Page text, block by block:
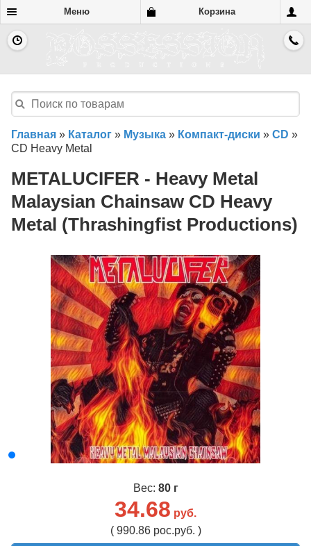
Меню Корзина
Главная » Каталог » Музыка » Компакт-диски » CD »
CD Heavy Metal
METALUCIFER - Heavy Metal
Malaysian Chainsaw CD Heavy
Metal (Thrashingfist Productions)
Вес: 80 г
34.68 руб.
( 990.86 рос.руб. )